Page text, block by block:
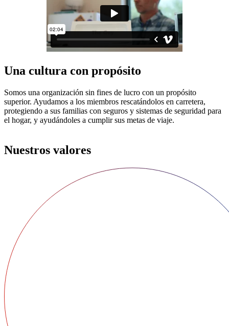
Una cultura con propósito
Somos una organización sin fines de lucro con un propósito
superior. Ayudamos a los miembros rescatándolos en carretera,
protegiendo a sus familias con seguros y sistemas de seguridad para
el hogar, y ayudándoles a cumplir sus metas de viaje.
Nuestros valores